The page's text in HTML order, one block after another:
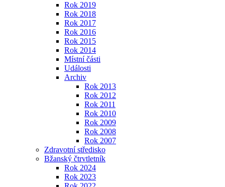
Rok 2019
Rok 2018
Rok 2017
Rok 2016
Rok 2015
Rok 2014
Místní části
Události
Archiv
Rok 2013
Rok 2012
Rok 2011
Rok 2010
Rok 2009
Rok 2008
Rok 2007
Zdravotní středisko
Bžanský čtrvtletník
Rok 2024
Rok 2023